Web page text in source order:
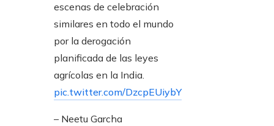
escenas de celebración
similares en todo el mundo
por la derogación
planificada de las leyes
agrícolas en la India.
pic.twitter.com/DzcpEUiybY
– Neetu Garcha